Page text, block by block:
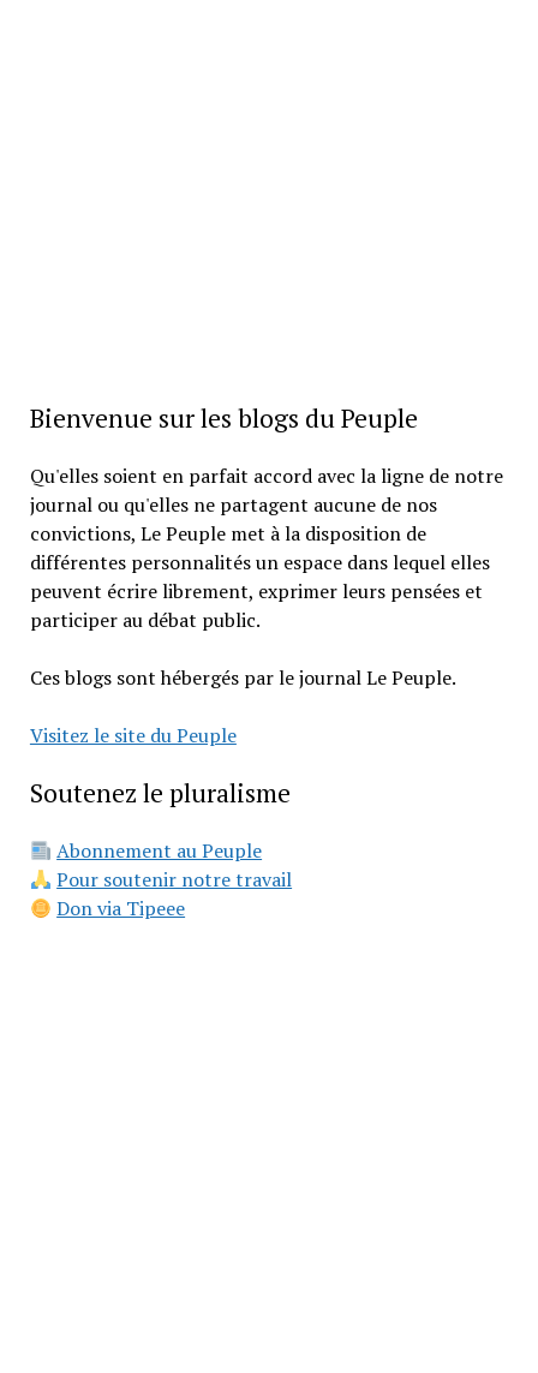
Bienvenue sur les blogs du Peuple
Qu'elles soient en parfait accord avec la ligne de notre
journal ou qu'elles ne partagent aucune de nos
convictions, Le Peuple met à la disposition de
différentes personnalités un espace dans lequel elles
peuvent écrire librement, exprimer leurs pensées et
participer au débat public.
Ces blogs sont hébergés par le journal Le Peuple.
Visitez le site du Peuple
Soutenez le pluralisme
Abonnement au Peuple
Pour soutenir notre travail
Don via Tipeee